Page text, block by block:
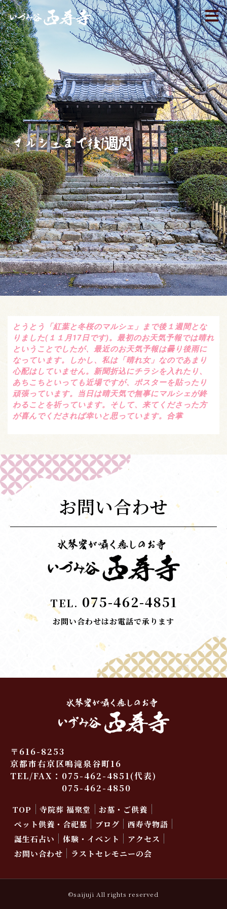
マルシェまで後1週間
とうとう「紅葉と冬桜のマルシェ」まで後１週間とな
りました(１１月17日です)。最初のお天気予報では晴れ
ということでしたが、最近のお天気予報は曇り後雨に
なっています。しかし、私は「晴れ女」なのであまり
心配はしていません。新聞折込にチラシを入れたり、
あちこちといっても近場ですが、ポスターを貼ったり
頑張っています。当日は晴天気で無事にマルシェが終
わることを祈っています。そして、来てくださった方
が喜んでくだされば幸いと思っています。合掌
お問い合わせ
TEL. 075-462-4851
お問い合わせはお電話で承ります
〒616-8253
京都市右京区鳴滝泉谷町16
TEL/FAX： 075-462-4851(代表)
075-462-4850
TOP 寺院葬 福聚堂
お墓・ご供養
ペット供養・合祀墓
ブログ
西寿寺物語
誕生石占い
体験・イベント
アクセス
お問い合わせ
ラストセレモニーの会
©saijuji All rights reserved